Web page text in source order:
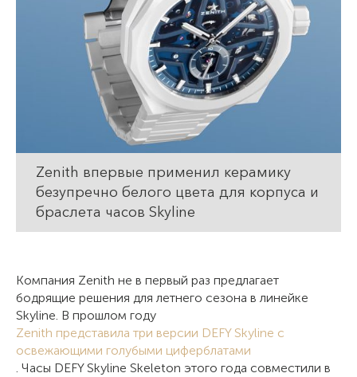
Zenith впервые применил керамику
безупречно белого цвета для корпуса и
браслета часов Skyline
Компания Zenith не в первый раз предлагает
бодрящие решения для летнего сезона в линейке
Skyline. В прошлом году
Zenith представила три версии DEFY Skyline с
освежающими голубыми циферблатами
. Часы DEFY Skyline Skeleton этого года совместили в